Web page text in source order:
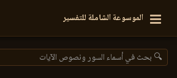
الموسوعة الشاملة للتفسير
🔍 بحث في أسماء السور ونصوص الآيات